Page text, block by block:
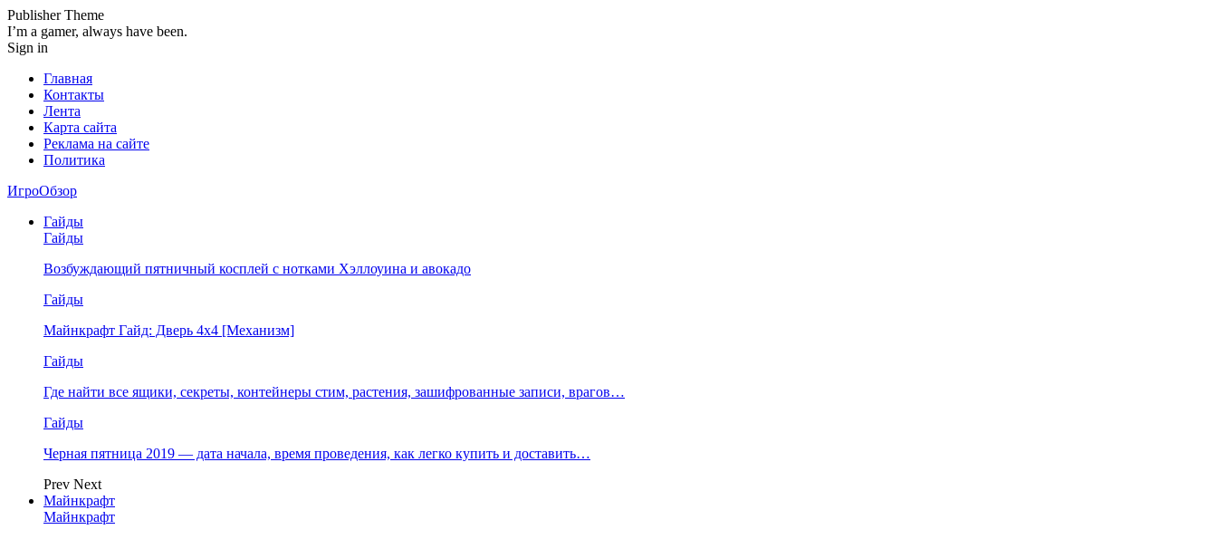
Publisher Theme
I’m a gamer, always have been.
Sign in
Главная
Контакты
Лента
Карта сайта
Реклама на сайте
Политика
ИгроОбзор
Гайды
Гайды
Возбуждающий пятничный косплей с нотками Хэллоуина и авокадо
Гайды
Майнкрафт Гайд: Дверь 4х4 [Механизм]
Гайды
Где найти все ящики, секреты, контейнеры стим, растения, зашифрованные записи, врагов…
Гайды
Черная пятница 2019 — дата начала, время проведения, как легко купить и доставить…
Prev Next
Майнкрафт
Майнкрафт